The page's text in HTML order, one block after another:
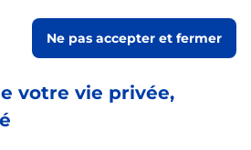
votre vie privée,
Ne pas accepter et fermer